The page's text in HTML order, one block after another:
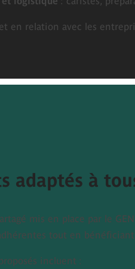
en relation avec les
adaptés à
mis en place par le
tout en
incluent :